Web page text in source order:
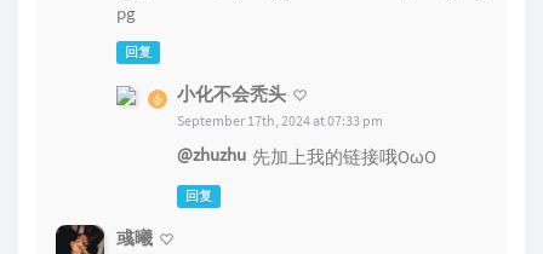
pg
回复
小化不会秃头
September 17th, 2024 at 07:33 pm
@zhuzhu 先加上我的链接哦OωO
回复
彧曦